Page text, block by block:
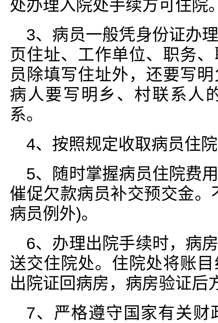
处办理入院处手续方可住院
3、病员一般凭身份证办
页住址、工作单位、职务
员除填写住址外，还要写
病人要写明乡、村联系人
系。
4、按照规定收取病员住
5、随时掌握病员住院费
催促欠款病员补交预交金
病员例外)。
6、办理出院手续时，病
送交住院处。住院处将账
出院证回病房，病房验证后
7、严格遵守国家有关财